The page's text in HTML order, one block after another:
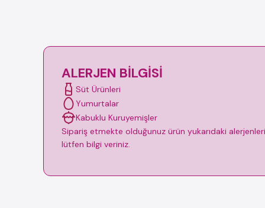
ALERJEN BILGISI
Süt Ürünleri
Yumurtalar
Kabuklu Kuruyemişler
Sipariş etmekte olduğunuz ürün yukarıdaki
lütfen bilgi veriniz.